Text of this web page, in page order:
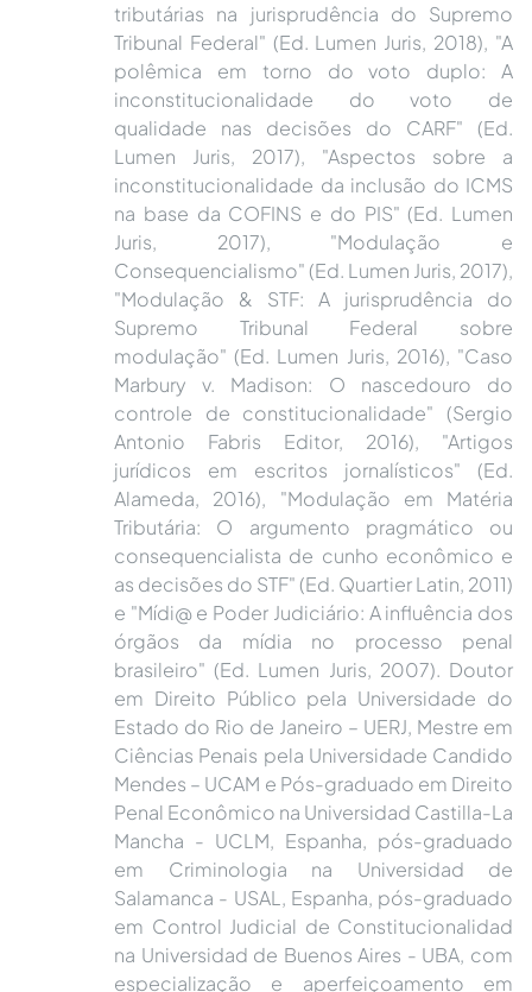
tributárias na jurisprudência do Supremo
Tribunal Federal" (Ed. Lumen Juris, 2018), "A
polêmica em torno do voto duplo: A
inconstitucionalidade do voto de
qualidade nas decisões do CARF" (Ed.
Lumen Juris, 2017), "Aspectos sobre a
inconstitucionalidade da inclusão do ICMS
na base da COFINS e do PIS" (Ed. Lumen
Juris, 2017), "Modulação e
Consequencialismo" (Ed. Lumen Juris, 2017),
"Modulação & STF: A jurisprudência do
Supremo Tribunal Federal sobre
modulação" (Ed. Lumen Juris, 2016), "Caso
Marbury v. Madison: O nascedouro do
controle de constitucionalidade" (Sergio
Antonio Fabris Editor, 2016), "Artigos
jurídicos em escritos jornalísticos" (Ed.
Alameda, 2016), "Modulação em Matéria
Tributária: O argumento pragmático ou
consequencialista de cunho econômico e
as decisões do STF" (Ed. Quartier Latin, 2011)
e "Mídi@ e Poder Judiciário: A influência dos
órgãos da mídia no processo penal
brasileiro" (Ed. Lumen Juris, 2007). Doutor
em Direito Público pela Universidade do
Estado do Rio de Janeiro – UERJ, Mestre em
Ciências Penais pela Universidade Candido
Mendes – UCAM e Pós-graduado em Direito
Penal Econômico na Universidad Castilla-La
Mancha - UCLM, Espanha, pós-graduado
em Criminologia na Universidad de
Salamanca - USAL, Espanha, pós-graduado
em Control Judicial de Constitucionalidad
na Universidad de Buenos Aires - UBA, com
especialização e aperfeiçoamento em